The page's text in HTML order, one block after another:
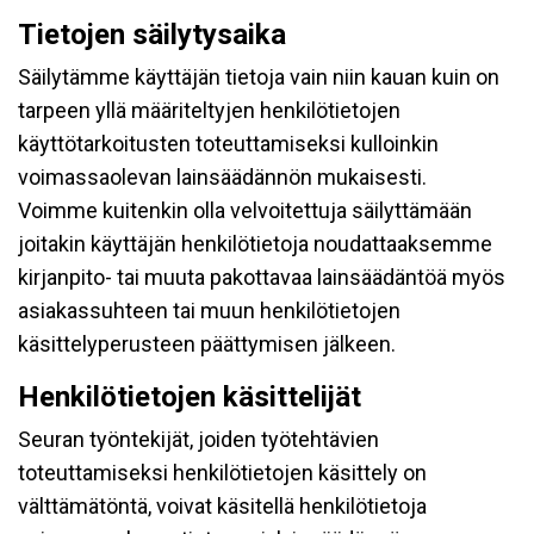
Tietojen säilytysaika
Säilytämme käyttäjän tietoja vain niin kauan kuin on
tarpeen yllä määriteltyjen henkilötietojen
käyttötarkoitusten toteuttamiseksi kulloinkin
voimassaolevan lainsäädännön mukaisesti.
Voimme kuitenkin olla velvoitettuja säilyttämään
joitakin käyttäjän henkilötietoja noudattaaksemme
kirjanpito- tai muuta pakottavaa lainsäädäntöä myös
asiakassuhteen tai muun henkilötietojen
käsittelyperusteen päättymisen jälkeen.
Henkilötietojen käsittelijät
Seuran työntekijät, joiden työtehtävien
toteuttamiseksi henkilötietojen käsittely on
välttämätöntä, voivat käsitellä henkilötietoja